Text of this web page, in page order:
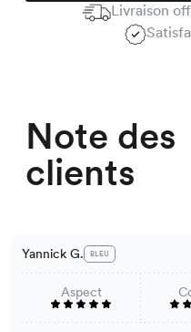
Livraison
Note des
clients
Yannick G. BLEU
Aspect